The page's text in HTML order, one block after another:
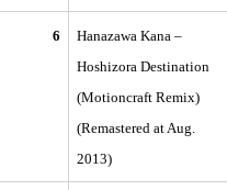
6
Hanazawa Kana –
Hoshizora Destination
(Motioncraft Remix)
(Remastered at Aug.
2013)